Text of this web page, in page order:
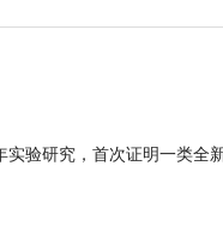
实验研究，首次证明一类全